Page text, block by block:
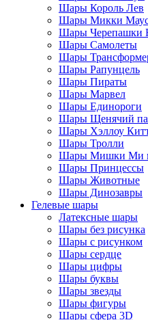
Шары Король Лев
Шары Микки
Шары Черепашки
Шары Самолеты
Шары
Шары Рапунцель
Шары Пираты
Шары Марвел
Шары Единороги
Шары Щенячий
Шары Хэллоу
Шары Тролли
Шары Мишки Ми
Шары Принцессы
Шары Животные
Шары Динозавры
Гелевые шары
Латексные шары
Шары без рисунка
Шары с рисунком
Шары сердце
Шары цифры
Шары буквы
Шары звезды
Шары фигуры
Шары сфера 3D